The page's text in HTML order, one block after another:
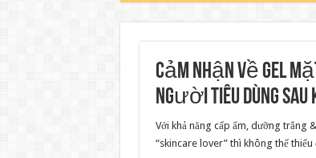
Cảm nhận về Gel
người tiêu dùng sau
Với khả năng cấp ẩm, dưỡng trắng
“skincare lover” thì không thể thiếu